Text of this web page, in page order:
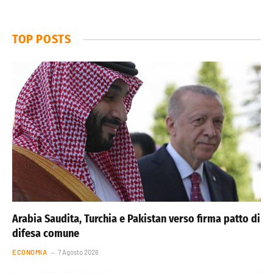
TOP POSTS
Arabia Saudita, Turchia e Pakistan verso firma patto di
difesa comune
ECONOMIA 7 Agosto 2026